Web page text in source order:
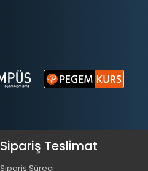
Sipariş Teslimat
Sipariş Süreci